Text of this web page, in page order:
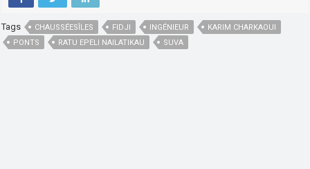
Tags CHAUSSÉESÎLES FIDJI INGÉNIEUR
KARIM CHARKAOUI
PONTS
RATU EPELI NAILATIKAU SUVA